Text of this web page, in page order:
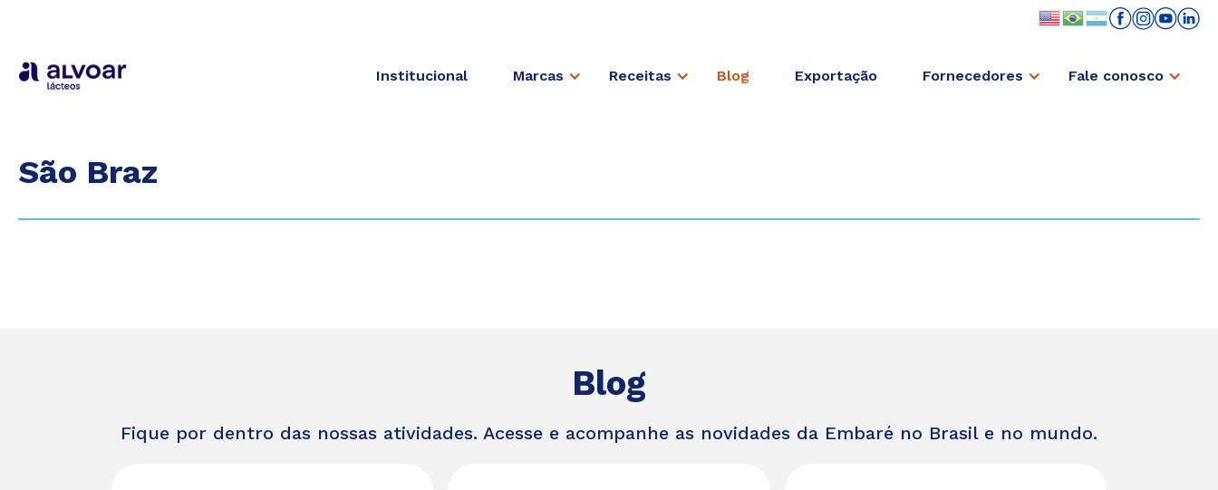
Institucional Marcas Receitas Blog Exportação Fornecedores Fale conosco
São Braz
Blog
Fique por dentro das nossas atividades. Acesse e acompanhe as novidades da Embaré no Brasil e no mundo.